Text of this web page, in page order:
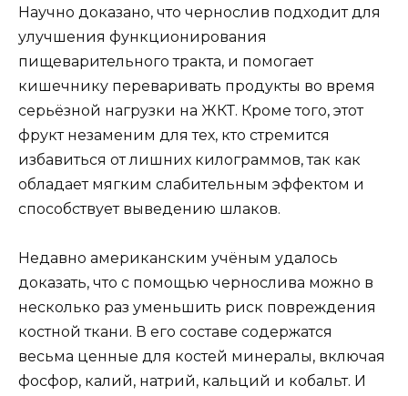
Научно доказано, что чернослив подходит для
улучшения функционирования
пищеварительного тракта, и помогает
кишечнику переваривать продукты во время
серьёзной нагрузки на ЖКТ. Кроме того, этот
фрукт незаменим для тех, кто стремится
избавиться от лишних килограммов, так как
обладает мягким слабительным эффектом и
способствует выведению шлаков.
Недавно американским учёным удалось
доказать, что с помощью чернослива можно в
несколько раз уменьшить риск повреждения
костной ткани. В его составе содержатся
весьма ценные для костей минералы, включая
фосфор, калий, натрий, кальций и кобальт. И